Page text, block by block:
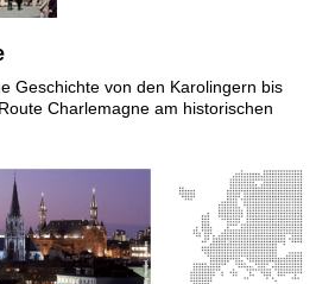
Geschichte von den Karolingern bis
Charlemagne am historischen